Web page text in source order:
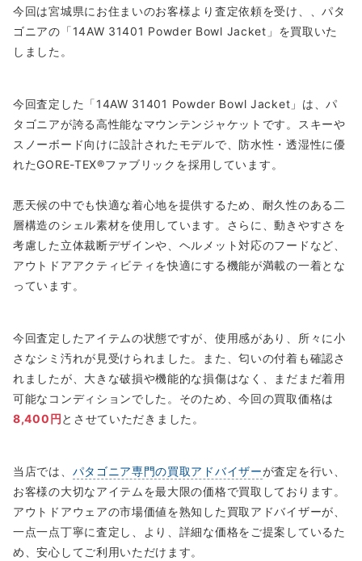
今回は宮城県にお住まいのお客様より査定依頼を受け、、パタ
ゴニアの「14AW 31401 Powder Bowl Jacket」を買取いた
しました。
今回査定した「14AW 31401 Powder Bowl Jacket」は、パ
タゴニアが誇る高性能なマウンテンジャケットです。スキーや
スノーボード向けに設計されたモデルで、防水性・透湿性に優
れたGORE-TEX®ファブリックを採用しています。
悪天候の中でも快適な着心地を提供するため、耐久性のある二
層構造のシェル素材を使用しています。さらに、動きやすさを
考慮した立体裁断デザインや、ヘルメット対応のフードなど、
アウトドアアクティビティを快適にする機能が満載の一着とな
っています。
今回査定したアイテムの状態ですが、使用感があり、所々に小
さなシミ汚れが見受けられました。また、匂いの付着も確認さ
れましたが、大きな破損や機能的な損傷はなく、まだまだ着用
可能なコンディションでした。そのため、今回の買取価格は
8,400円とさせていただきました。
当店では、 パタゴニア専門の買取アドバイザーが査定を行い、
お客様の大切なアイテムを最大限の価格で買取しております。
アウトドアウェアの市場価値を熟知した買取アドバイザーが、
一点一点丁寧に査定し、より、詳細な価格をご提案しているた
め、安心してご利用いただけます。